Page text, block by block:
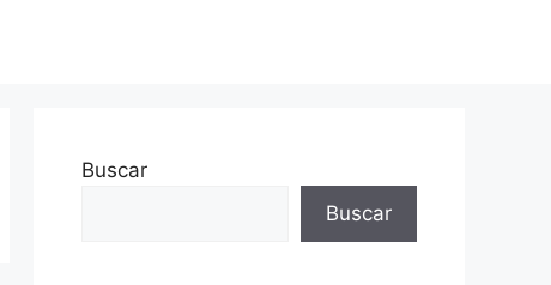
Buscar
Buscar